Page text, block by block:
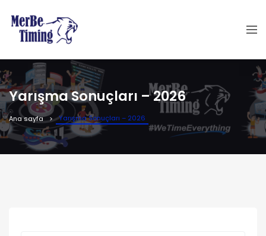
Yarışma Sonuçları – 2026
Ana sayfa Yarışma Sonuçları – 2026